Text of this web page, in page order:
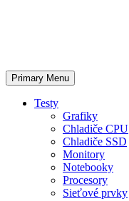
Primary Menu
Testy
Grafiky
Chladiče CPU
Chladiče SSD
Monitory
Notebooky
Procesory
Sieťové prvky